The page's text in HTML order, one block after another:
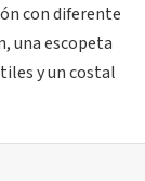
con diferente
una escopeta
y un costal